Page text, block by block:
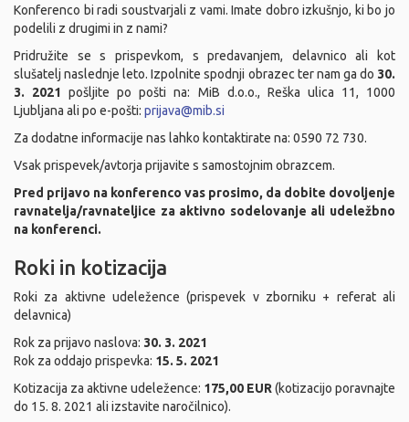
Konferenco bi radi soustvarjali z vami. Imate dobro izkušnjo, ki bo jo
podelili z drugimi in z nami?
Pridružite se s prispevkom, s predavanjem, delavnico ali kot
slušatelj naslednje leto. Izpolnite spodnji obrazec ter nam ga do 30.
3. 2021 pošljite po pošti na: MiB d.o.o., Reška ulica 11, 1000
Ljubljana ali po e-pošti: prijava@mib.si
Za dodatne informacije nas lahko kontaktirate na: 0590 72 730.
Vsak prispevek/avtorja prijavite s samostojnim obrazcem.
Pred prijavo na konferenco vas prosimo, da dobite dovoljenje
ravnatelja/ravnateljice za aktivno sodelovanje ali udeležbno
na konferenci.
Roki in kotizacija
Roki za aktivne udeležence (prispevek v zborniku + referat ali
delavnica)
Rok za prijavo naslova: 30. 3. 2021
Rok za oddajo prispevka: 15. 5. 2021
Kotizacija za aktivne udeležence: 175,00 EUR (kotizacijo poravnajte
do 15. 8. 2021 ali izstavite naročilnico).